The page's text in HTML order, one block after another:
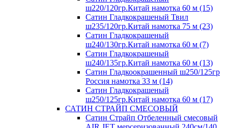
ш220/120гр.Китай намотка 60 м (15)
Сатин Гладкокрашеный Твил
ш235/120гр.Китай намотка 75 м (23)
Сатин Гладкокрашеный
ш240/130гр.Китай намотка 60 м (7)
Сатин Гладкокрашеный
ш240/135гр.Китай намотка 60 м (13)
Сатин Гладкоокрашенный ш250/125гр
Россия намотка 33 м (14)
Сатин Гладкокрашеный
ш250/125гр.Китай намотка 60 м (17)
САТИН СТРАЙП СМЕСОВЫЙ
Сатин Страйп Отбеленный смесовый